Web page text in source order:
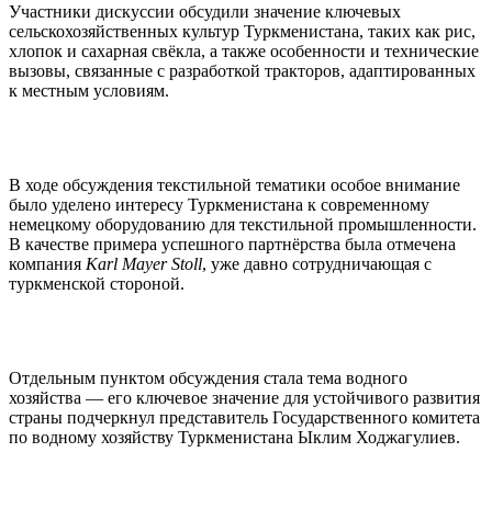
Участники дискуссии обсудили значение ключевых
сельскохозяйственных культур Туркменистана, таких как рис,
хлопок и сахарная свёкла, а также особенности и технические
вызовы, связанные с разработкой тракторов, адаптированных
к местным условиям.
В ходе обсуждения текстильной тематики особое внимание
было уделено интересу Туркменистана к современному
немецкому оборудованию для текстильной промышленности.
В качестве примера успешного партнёрства была отмечена
компания Karl Mayer Stoll, уже давно сотрудничающая с
туркменской стороной.
Отдельным пунктом обсуждения стала тема водного
хозяйства — его ключевое значение для устойчивого развития
страны подчеркнул представитель Государственного комитета
по водному хозяйству Туркменистана Ыклим Ходжагулиев.